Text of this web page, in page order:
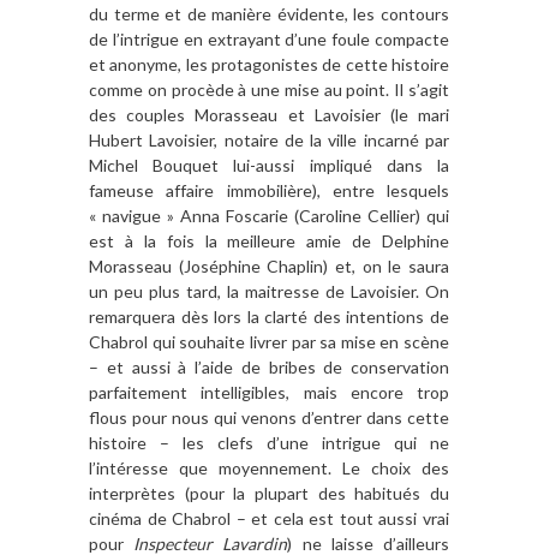
du terme et de manière évidente, les contours
de l’intrigue en extrayant d’une foule compacte
et anonyme, les protagonistes de cette histoire
comme on procède à une mise au point. Il s’agit
des couples Morasseau et Lavoisier (le mari
Hubert Lavoisier, notaire de la ville incarné par
Michel Bouquet lui-aussi impliqué dans la
fameuse affaire immobilière), entre lesquels
« navigue » Anna Foscarie (Caroline Cellier) qui
est à la fois la meilleure amie de Delphine
Morasseau (Joséphine Chaplin) et, on le saura
un peu plus tard, la maitresse de Lavoisier. On
remarquera dès lors la clarté des intentions de
Chabrol qui souhaite livrer par sa mise en scène
– et aussi à l’aide de bribes de conservation
parfaitement intelligibles, mais encore trop
flous pour nous qui venons d’entrer dans cette
histoire – les clefs d’une intrigue qui ne
l’intéresse que moyennement. Le choix des
interprètes (pour la plupart des habitués du
cinéma de Chabrol – et cela est tout aussi vrai
pour Inspecteur Lavardin) ne laisse d’ailleurs